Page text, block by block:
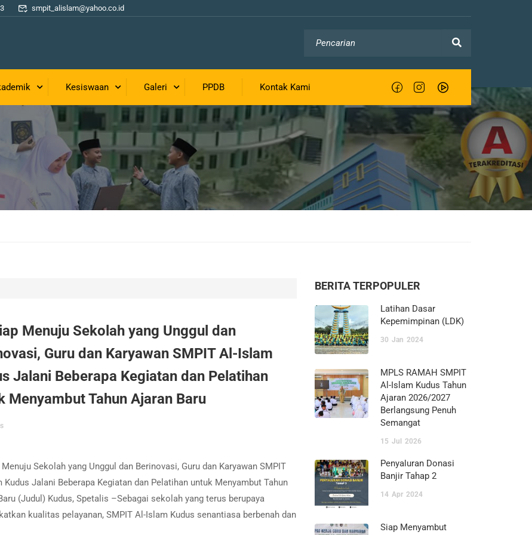
smpit_alislam@yahoo.co.id
Kesiswaan Galeri PPDB Kontak Kami
Menuju Sekolah yang Unggul dan
Guru dan Karyawan SMPIT Al-Islam
Jalani Beberapa Kegiatan dan Pelatihan
Menyambut Tahun Ajaran Baru
Sekolah yang Unggul dan Berinovasi, Guru dan Karyawan SMPIT
Kudus Jalani Beberapa Kegiatan dan Pelatihan untuk Menyambut Tahun
(Judul) Kudus, Spetalis –Sebagai sekolah yang terus berupaya
kualitas pelayanan, SMPIT Al-Islam Kudus senantiasa berbenah dan
BERITA TERPOPULER
Latihan Dasar
Kepemimpinan (LDK)
30 Jan 2024
MPLS RAMAH SMPIT
Al-Islam Kudus Tahun
Ajaran 2026/2027
Berlangsung Penuh
Semangat
15 Jul 2026
Penyaluran Donasi
Banjir Tahap 2
14 Apr 2024
Siap Menyambut